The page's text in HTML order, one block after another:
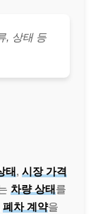
, 상태 등
태, 시장 가격
차량 상태를
폐차 계약을